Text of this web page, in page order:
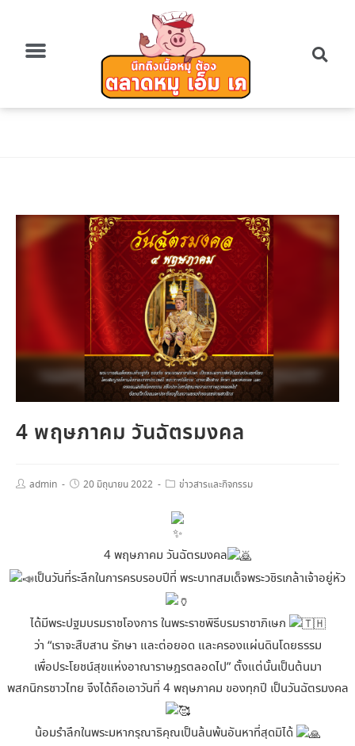
4 พฤษภาคม วันฉัตรมงคล
admin 20 มิถุนายน 2022 ข่าวสารและกิจกรรม
4 พฤษภาคม วันฉัตรมงคล
เป็นวันที่ระลึกในการครบรอบปีที่ พระบาทสมเด็จพระวชิรเกล้าเจ้าอยู่หัว
ได้มีพระปฐมบรมราชโองการ ในพระราชพิธีบรมราชาภิเษก
ว่า “เราจะสืบสาน รักษา และต่อยอด และครองแผ่นดินโดยธรรม
เพื่อประโยชน์สุขแห่งอาณาราษฎรตลอดไป” ตั้งแต่นั้นเป็นต้นมา
พสกนิกรชาวไทย จึงได้ถือเอาวันที่ 4 พฤษภาคม ของทุกปี เป็นวันฉัตรมงคล
น้อมรำลึกในพระมหากรุณาธิคุณเป็นล้นพ้นอันหาที่สุดมิได้